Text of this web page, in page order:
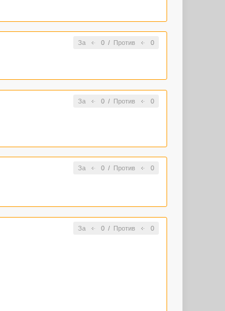
За 0/ Против 0
За 0/ Против 0
За 0/ Против 0
За 0/ Против 0